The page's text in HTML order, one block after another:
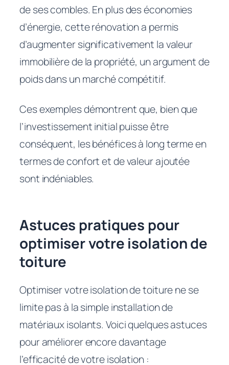
de ses combles. En plus des économies
d’énergie, cette rénovation a permis
d’augmenter significativement la valeur
immobilière de la propriété, un argument de
poids dans un marché compétitif.
Ces exemples démontrent que, bien que
l’investissement initial puisse être
conséquent, les bénéfices à long terme en
termes de confort et de valeur ajoutée
sont indéniables.
Astuces pratiques pour
optimiser votre isolation de
toiture
Optimiser votre isolation de toiture ne se
limite pas à la simple installation de
matériaux isolants. Voici quelques astuces
pour améliorer encore davantage
l’efficacité de votre isolation :